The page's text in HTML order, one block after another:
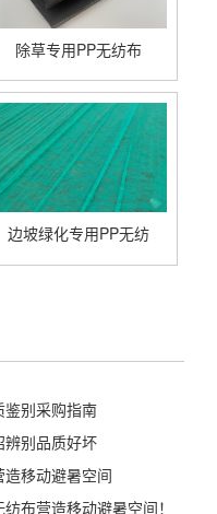
除草专用PP无纺布
边坡绿化专用PP无纺
鉴别采购指南
别品质好坏
移动避暑空间
布营造移动避暑空间！